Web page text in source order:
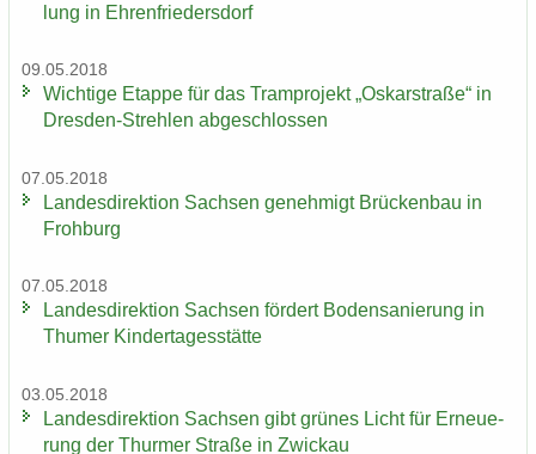
lung in Eh­ren­frie­ders­dorf
09.05.2018
Wich­ti­ge Etap­pe für das Tram­pro­jekt „Os­kar­stra­ße“ in
Dresden-​Strehlen ab­ge­schlos­sen
07.05.2018
Lan­des­di­rek­ti­on Sach­sen ge­neh­migt Brü­cken­bau in
Froh­burg
07.05.2018
Lan­des­di­rek­ti­on Sach­sen för­dert Bo­den­sa­nie­rung in
Thu­mer Kin­der­ta­ges­stät­te
03.05.2018
Lan­des­di­rek­ti­on Sach­sen gibt grü­nes Licht für Er­neue­
rung der Thur­mer Stra­ße in Zwi­ckau